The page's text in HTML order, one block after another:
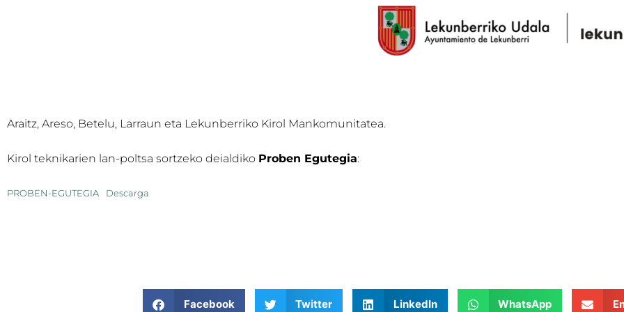
Araitz, Areso, Betelu, Larraun eta Lekunberriko Kirol Mankomunitatea.
Kirol teknikarien lan-poltsa sortzeko deialdiko Proben Egutegia:
PROBEN-EGUTEGIA Descarga
Facebook Twitter LinkedIn WhatsApp